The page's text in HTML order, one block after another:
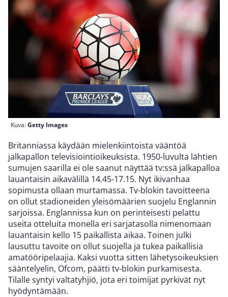
Kuva:Getty Images
Britanniassa käydään mielenkiintoista vääntöä
jalkapallon televisiointioikeuksista. 1950-luvulta lähtien
sumujen saarilla ei ole saanut näyttää tv:ssä jalkapalloa
lauantaisin aikavälillä 14.45-17.15. Nyt ikivanhaa
sopimusta ollaan murtamassa. Tv-blokin tavoitteena
on ollut stadioneiden yleisömäärien suojelu Englannin
sarjoissa. Englannissa kun on perinteisesti pelattu
useita otteluita monella eri sarjatasolla nimenomaan
lauantaisin kello 15 paikallista aikaa. Toinen julki
lausuttu tavoite on ollut suojella ja tukea paikallisia
amatööripelaajia. Kaksi vuotta sitten lähetysoikeuksien
sääntelyelin, Ofcom, päätti tv-blokin purkamisesta.
Tilalle syntyi valtatyhjiö, jota eri toimijat pyrkivät nyt
hyödyntämään.